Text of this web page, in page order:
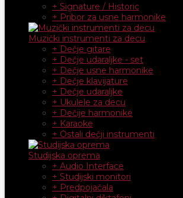
+ Signature / Historic
+ Pribor za usne harmonike
Muzički instrumenti za decu
+ Dečje gitare
+ Dečje udaraljke - set
+ Dečje usne harmonike
+ Dečje klavijature
+ Dečje udaraljke
+ Ukulele za decu
+ Dečije harmonike
+ Karaoke
+ Ostali dečji instrumenti
Studijska oprema
+ Audio Interface
+ Studijski monitori
+ Predpojačala